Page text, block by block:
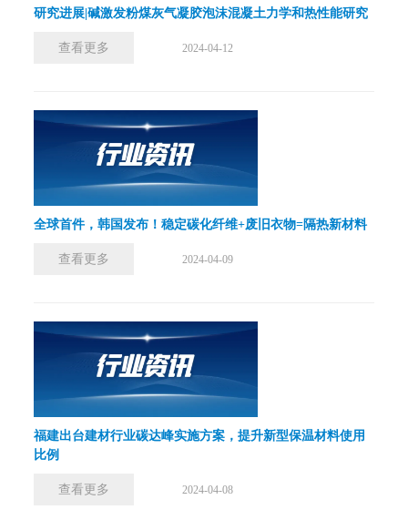
研究进展|碱激发粉煤灰气凝胶泡沫混凝土力学和热性能研究
查看更多 2024-04-12
全球首件，韩国发布！稳定碳化纤维+废旧衣物=隔热新材料
查看更多 2024-04-09
福建出台建材行业碳达峰实施方案，提升新型保温材料使用
比例
查看更多 2024-04-08